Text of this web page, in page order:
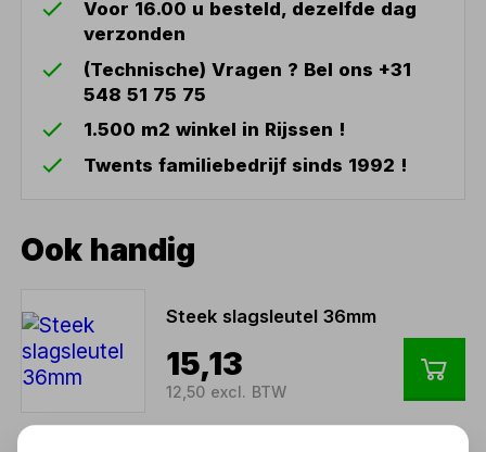
Voor 16.00 u besteld, dezelfde dag
verzonden
(Technische) Vragen ? Bel ons +31
548 51 75 75
1.500 m2 winkel in Rijssen !
Twents familiebedrijf sinds 1992 !
Ook handig
Steek slagsleutel 36mm
15,13
12,50 excl. BTW